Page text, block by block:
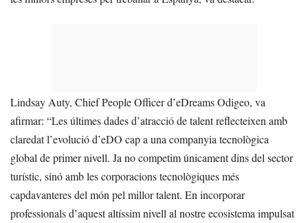
Lindsay Auty, Chief People Officer d’eDreams Odigeo, va
afirmar: “Les últimes dades d’atracció de talent reflecteixen amb
claredat l’evolució d’eDO cap a una companyia tecnològica
global de primer nivell. Ja no competim únicament dins del sector
turístic, sinó amb les corporacions tecnològiques més
capdavanteres del món pel millor talent. En incorporar
professionals d’aquest altíssim nivell al nostre ecosistema impulsat